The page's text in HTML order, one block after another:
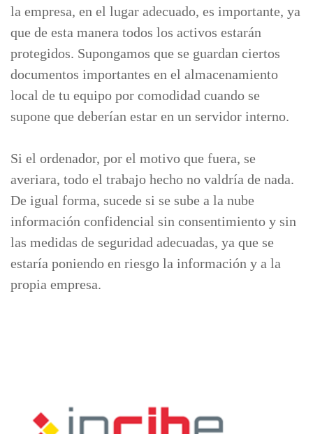
la empresa, en el lugar adecuado, es importante, ya
que de esta manera todos los activos estarán
protegidos. Supongamos que se guardan ciertos
documentos importantes en el almacenamiento
local de tu equipo por comodidad cuando se
supone que deberían estar en un servidor interno.
Si el ordenador, por el motivo que fuera, se
averiara, todo el trabajo hecho no valdría de nada.
De igual forma, sucede si se sube a la nube
información confidencial sin consentimiento y sin
las medidas de seguridad adecuadas, ya que se
estaría poniendo en riesgo la información y a la
propia empresa.